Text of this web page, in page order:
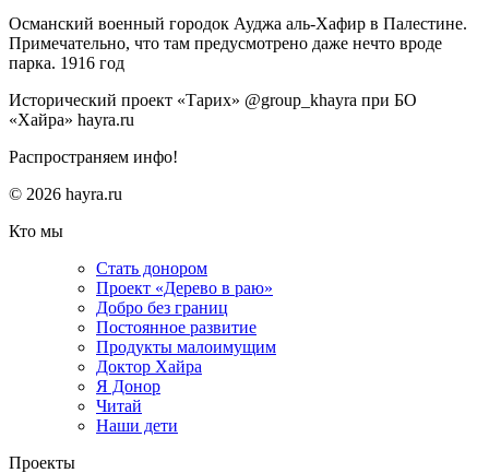
Османский военный городок Ауджа аль-Хафир в Палестине.
Примечательно, что там предусмотрено даже нечто вроде
парка. 1916 год
Исторический проект «Тарих» @group_khayra при БО
«Хайра» hayra.ru
Распространяем инфо!
© 2026 hayra.ru
Кто мы
Стать донором
Проект «Дерево в раю»
Добро без границ
Постоянное развитие
Продукты малоимущим
Доктор Хайра
Я Донор
Читай
Наши дети
Проекты